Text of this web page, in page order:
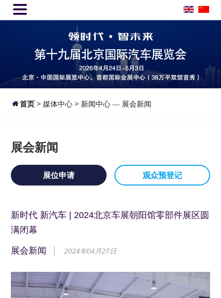

首页 > 媒体中心 > 新闻中心 — 展会新闻
展会新闻
展位申请 观众预登记
新时代 新汽车 | 2024北京车展朝阳馆零部件展区圆
满闭幕
展会新闻 2024年04月27日